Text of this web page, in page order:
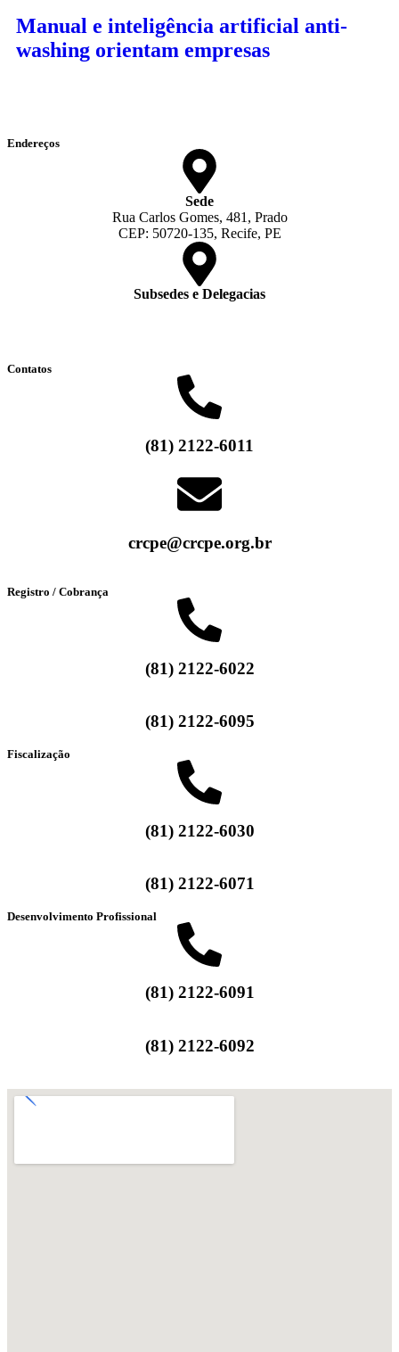
Manual e inteligência artificial anti-
washing orientam empresas
Endereços
Sede
Rua Carlos Gomes, 481, Prado
CEP: 50720-135, Recife, PE
Subsedes e Delegacias
Contatos
(81) 2122-6011
crcpe@crcpe.org.br
Registro / Cobrança
(81) 2122-6022
(81) 2122-6095
Fiscalização
(81) 2122-6030
(81) 2122-6071
Desenvolvimento Profissional
(81) 2122-6091
(81) 2122-6092